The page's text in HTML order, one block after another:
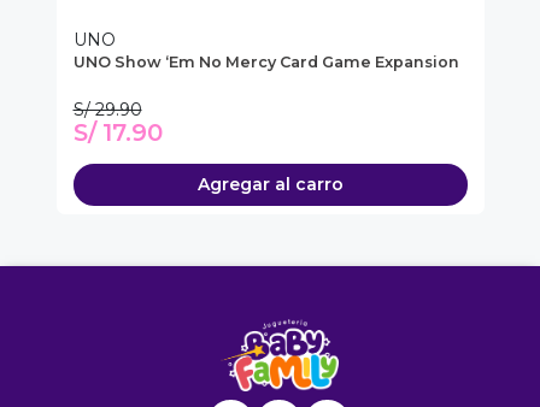
UNO
UNO Show ‘Em No Mercy Card Game Expansion
S/ 29.90
S/ 17.90
Agregar al carro